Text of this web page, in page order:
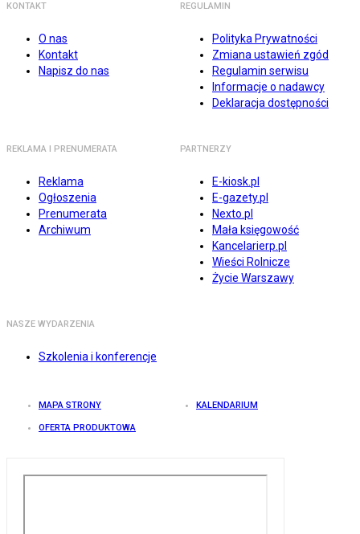
KONTAKT
O nas
Kontakt
Napisz do nas
REGULAMIN
Polityka Prywatności
Zmiana ustawień zgód
Regulamin serwisu
Informacje o nadawcy
Deklaracja dostępności
REKLAMA I PRENUMERATA
Reklama
Ogłoszenia
Prenumerata
Archiwum
PARTNERZY
E-kiosk.pl
E-gazety.pl
Nexto.pl
Mała księgowość
Kancelarierp.pl
Wieści Rolnicze
Życie Warszawy
NASZE WYDARZENIA
Szkolenia i konferencje
MAPA STRONY KALENDARIUM
OFERTA PRODUKTOWA